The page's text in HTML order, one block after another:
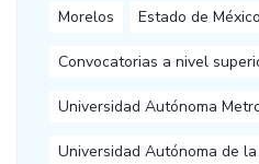
Morelos Estado de México
Convocatorias a nivel
Universidad Autónoma
Universidad Autónoma de